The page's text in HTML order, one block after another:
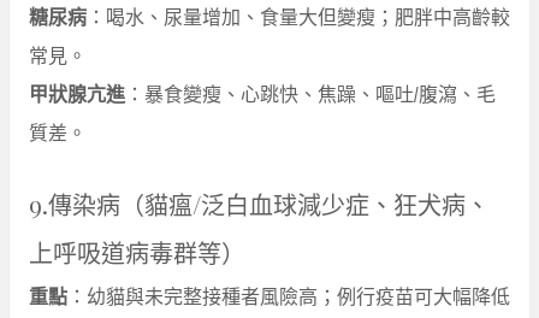
糖尿病 ：喝水、尿量增加、食量大但變瘦；肥胖中高齡較
常見。
甲狀腺亢進 ：暴食變瘦、心跳快、焦躁、嘔吐/腹瀉、毛
質差。
9.傳染病（貓瘟/泛白血球減少症、狂犬病、
上呼吸道病毒群等）
重點 ：幼貓與未完整接種者風險高；例行疫苗可大幅降低